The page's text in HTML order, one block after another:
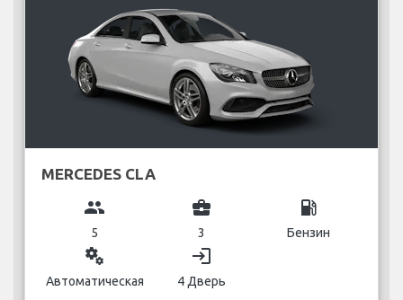
MERCEDES CLA
group
5
business_center
3
local_gas_station
Бензин
miscellaneous_services
Автоматическая
login
4 Дверь